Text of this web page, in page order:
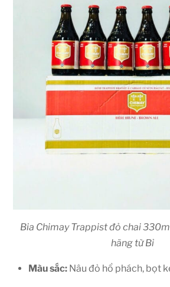
Bia Chimay Trappist đỏ chai
hãng từ Bỉ
Màu sắc: Nâu đỏ hổ phách, bọt